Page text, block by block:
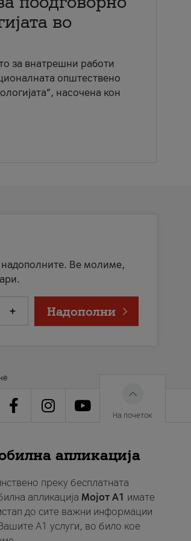
во
за внатрешни работи
општествено
насочена кон
надополните. Ве молиме,
+ Надополни
На почеток
апликација
преку бесплатната
апликација Мојот A1 имате
до сите важни информации
A1 услуги, во било кое